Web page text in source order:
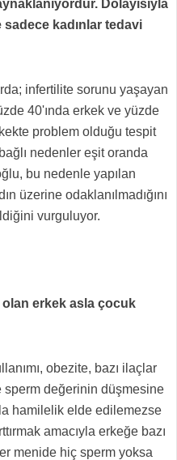
Dolayısıyla
kadınlar tedavi
infertilite sorunu yaşayan
40'ında erkek ve yüzde
problem olduğu tespit
nedenler eşit oranda
bu nedenle yapılan
üzerine odaklanılmadığını
vurguluyor.
erkek asla çocuk
obezite, bazı ilaçlar
sperm değerinin düşmesine
hamilelik elde edilemezse
amacıyla erkeğe bazı
menide hiç sperm yoksa